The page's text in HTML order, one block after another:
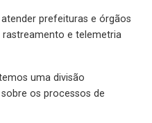
prefeituras e órgãos
e telemetria
uma divisão
os processos de